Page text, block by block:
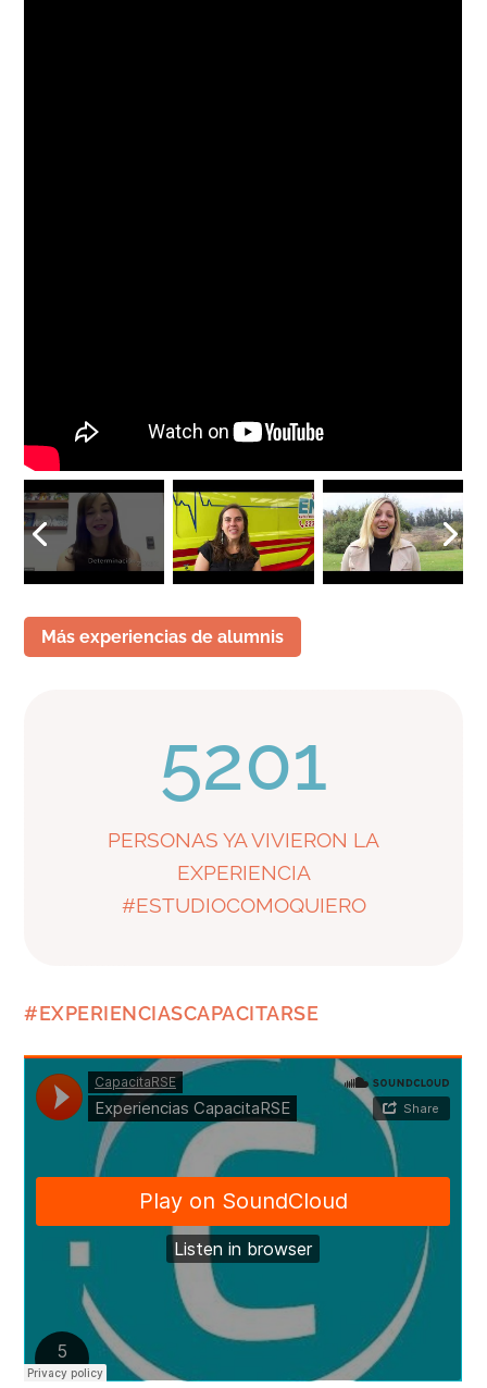
Más experiencias de alumnis
5201
PERSONAS YA VIVIERON LA
EXPERIENCIA
#ESTUDIOCOMOQUIERO
#EXPERIENCIASCAPACITARSE